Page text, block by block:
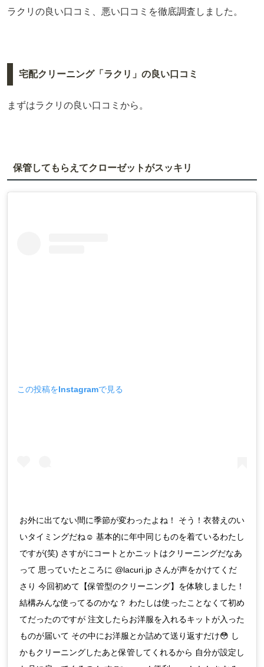
ラクリの良い口コミ、悪い口コミを徹底調査しました。
宅配クリーニング「ラクリ」の良い口コミ
まずはラクリの良い口コミから。
保管してもらえてクローゼットがスッキリ
この投稿をInstagramで見る
お外に出てない間に季節が変わったよね！ そう！衣替えのい
いタイミングだね☺️ 基本的に年中同じものを着ているわたし
ですが(笑) さすがにコートとかニットはクリーニングだなあ
って 思っていたところに @lacuri.jp さんが声をかけてくだ
さり 今回初めて【保管型のクリーニング】を体験しました！
結構みんな使ってるのかな？ わたしは使ったことなくて初め
てだったのですが 注文したらお洋服を入れるキットが入った
ものが届いて その中にお洋服とか詰めて送り返すだけ😳 し
かもクリーニングしたあと保管してくれるから 自分が設定し